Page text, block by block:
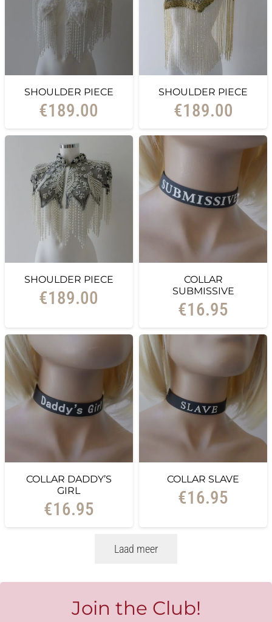
SHOULDER PIECE
€189.00
SHOULDER PIECE
€189.00
SHOULDER PIECE
€189.00
COLLAR
SUBMISSIVE
€16.95
COLLAR DADDY’S
GIRL
€16.95
COLLAR SLAVE
€16.95
Laad meer
Join the Club!